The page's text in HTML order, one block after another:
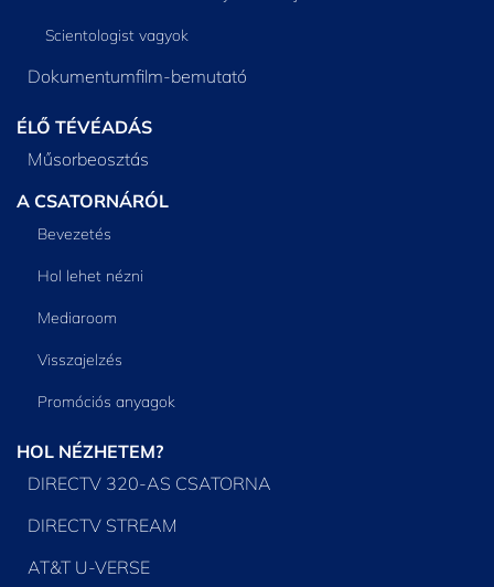
Scientologist vagyok
Dokumentumfilm-bemutató
ÉLŐ TÉVÉADÁS
Műsorbeosztás
A CSATORNÁRÓL
Bevezetés
Hol lehet nézni
Mediaroom
Visszajelzés
Promóciós anyagok
HOL NÉZHETEM?
DIRECTV 320-AS CSATORNA
DIRECTV STREAM
AT&T U-VERSE